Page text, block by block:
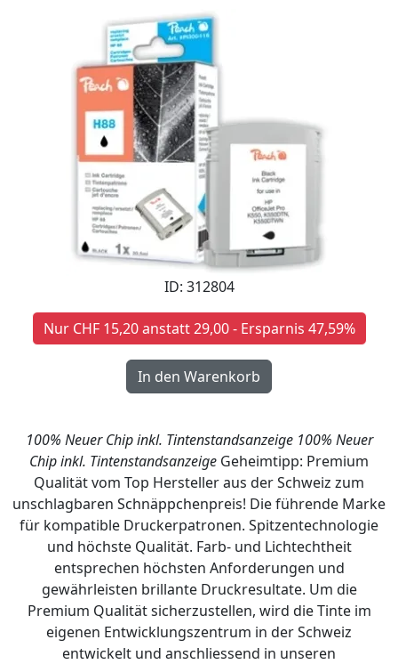
ID: 312804
Nur CHF 15,20 anstatt 29,00 - Ersparnis 47,59%
100% Neuer Chip inkl. Tintenstandsanzeige 100% Neuer
Chip inkl. Tintenstandsanzeige Geheimtipp: Premium
Qualität vom Top Hersteller aus der Schweiz zum
unschlagbaren Schnäppchenpreis! Die führende Marke
für kompatible Druckerpatronen. Spitzentechnologie
und höchste Qualität. Farb- und Lichtechtheit
entsprechen höchsten Anforderungen und
gewährleisten brillante Druckresultate. Um die
Premium Qualität sicherzustellen, wird die Tinte im
eigenen Entwicklungszentrum in der Schweiz
entwickelt und anschliessend in unseren